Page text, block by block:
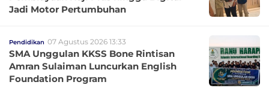
Jadi Motor Pertumbuhan
Pendidikan 07 Agustus 2026 13:33
SMA Unggulan KKSS Bone Rintisan
Amran Sulaiman Luncurkan English
Foundation Program